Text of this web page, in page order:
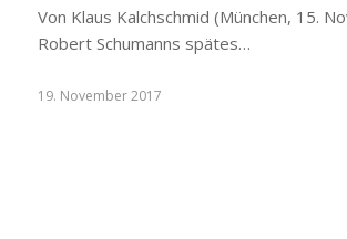
Von Klaus Kalchschmid (München, 15.
Robert Schumanns spätes…
19. November 2017